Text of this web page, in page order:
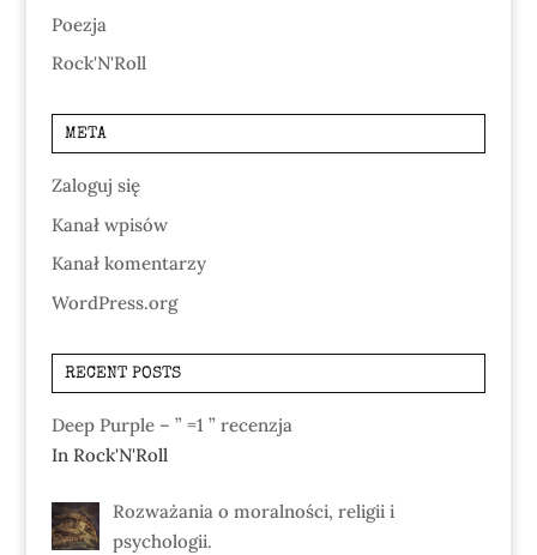
Poezja
Rock'N'Roll
META
Zaloguj się
Kanał wpisów
Kanał komentarzy
WordPress.org
RECENT POSTS
Deep Purple – ” =1 ” recenzja
In Rock'N'Roll
Rozważania o moralności, religii i
psychologii.